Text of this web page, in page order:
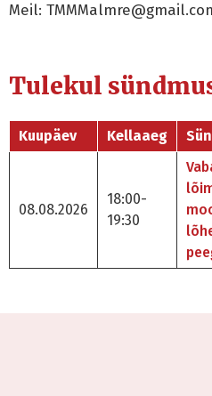
Meil:
Tulekul
Kuupäev Kellaaeg
08.08.2026
18:00-
19:30